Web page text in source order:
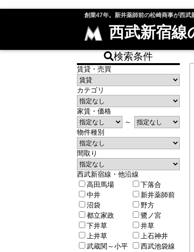
創業47年。新井薬師前の松崎商事が西
西武新宿線
検索条件
賃貸・売買
カテゴリ
家賃・価格
～
物件種別
間取り
西武新宿線・他沿線
高田馬場
下落合
中井
新井薬師前
沼袋
野方
都立家政
鷺ノ宮
下井草
井草
上井草
上石神井
武蔵関～小平
西武池袋線